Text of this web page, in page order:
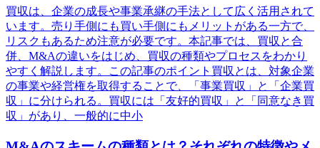
買収は、企業の成長や事業承継の手法として広く活用されて
います。売り手側にも買い手側にもメリットがある一方で、
リスクもあるため注意が必要です。本記事では、買収と合
併、M&Aの違いをはじめ、買収の種類やプロセスをわかり
やすく解説します。この記事のポイント買収とは、対象企業
の事業や経営権を取得することで、「事業買収」と「企業買
収」に分けられる。買収には「友好的買収」と「同意なき買
収」があり、一般的に中小